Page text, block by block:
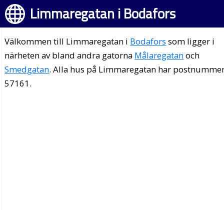
Limmaregatan i Bodafors
Välkommen till Limmaregatan i Bodafors som ligger i
närheten av bland andra gatorna Målaregatanoch
Smedgatan. Alla hus på Limmaregatan har
57161.